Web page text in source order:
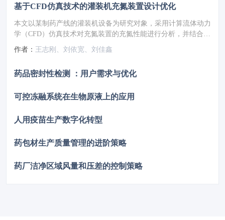
基于CFD仿真技术的灌装机充氮装置设计优化
本文以某制药产线的灌装机设备为研究对象，采用计算流体动力
学（CFD）仿真技术对充氮装置的充氮性能进行分析，并结合分
析结果对氮幕结构进行了优化设计。随后，针对优化方案进行性
能仿真验证，结果显示优化后的顶空残氧量降低至0.252%。为
进行性能测试，测得的顶空残氧量为0.68%，这一结果满足了小
作者： 王志刚、刘依宽、刘佳鑫
药品密封性检测 ：用户需求与优化
可控冻融系统在生物原液上的应用
人用疫苗生产数字化转型
药包材生产质量管理的进阶策略
药厂洁净区域风量和压差的控制策略